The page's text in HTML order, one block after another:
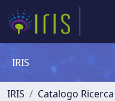
IRIS
IRIS
Catalogo Ricerca